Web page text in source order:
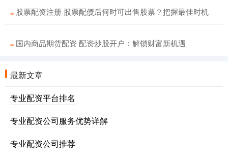
股票配资注册 股票配债后何时可出售股票？把握最佳时机
国内商品期货配资 配资炒股开户：解锁财富新机遇
最新文章
专业配资平台排名
专业配资公司服务优势详解
专业配资公司推荐